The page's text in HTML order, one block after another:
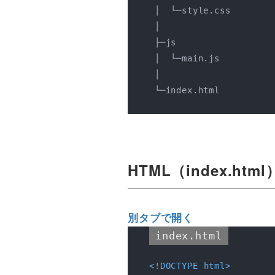
│  └─style.css
├─js
│  └─main.js
└─index.html
HTML（index.html
別タブで開く
index.html
<!DOCTYPE html >